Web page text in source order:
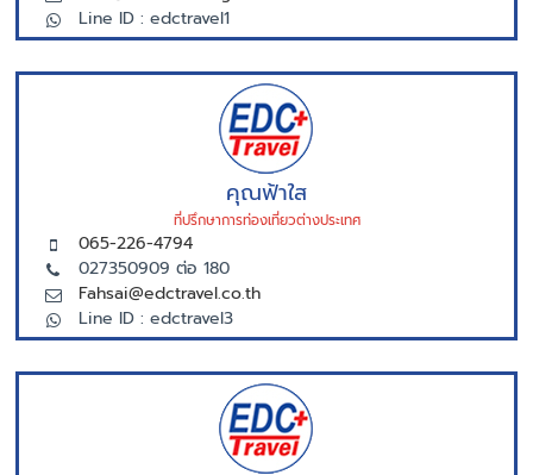
Line ID : edctravel1
คุณฟ้าใส
ที่ปรึกษาการท่องเที่ยวต่างประเทศ
065-226-4794
027350909 ต่อ 180
Fahsai@edctravel.co.th
Line ID : edctravel3